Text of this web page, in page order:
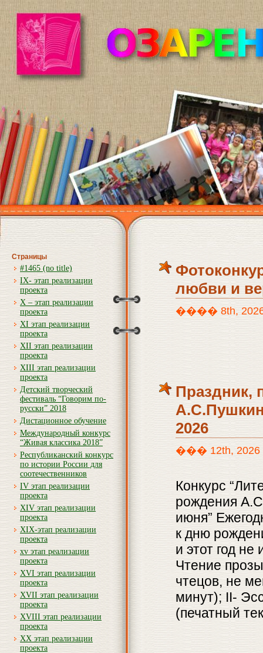
Страницы
#1465 (no title)
IX- этап реализации
проекта
X – этап реализации
проекта
XI этап реализации
проекта
XII этап реализации
проекта
XIII этап реализации
проекта
Детский творческий
фестиваль “Говорим по-
русски” 2018
Дистационное обучение
Международный конкурс
“Живая классика 2018”
Республиканский конкурс
по истории России для
соотечественников
IV этап реализации
проекта
XIV этап реализации
проекта
XIX-этап реализации
проекта
xv этап реализации
проекта
XVI этап реализации
проекта
XVII этап реализации
проекта
XVIII этап реализации
проекта
XX этап реализации
проекта
любви и
���� 8th, 2026
Праздник,
2026
��� 12th, 2026 |
Конкурс
рождения
июня”
к дню
и этот год
Чтение
чтецов, не
минут); II-
(печатный